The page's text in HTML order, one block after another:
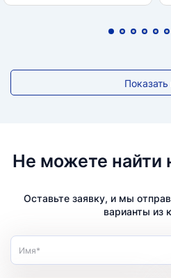
Показать
Не можете найти
Оставьте заявку, и мы
варианты из
Имя*